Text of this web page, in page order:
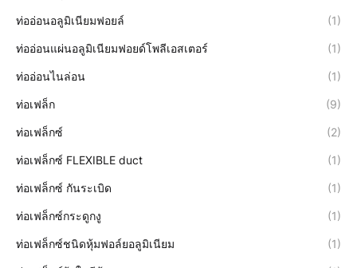
ท่ออ่อนอลูมิเนียมฟอยล์ (1)
ท่ออ่อนแผ่นอลูมิเนียมฟอยด์โพลีเอสเตอร์ (1)
ท่ออ่อนไนล่อน (1)
ท่อเฟล็ก (9)
ท่อเฟล็กซ์ (2)
ท่อเฟล็กซ์ FLEXIBLE duct (1)
ท่อเฟล็กซ์ กันระเบิด (1)
ท่อเฟล็กซ์กระดูกงู (1)
ท่อเฟล็กซ์ชนิดหุ้มฟอล์ยอลูมิเนียม (1)